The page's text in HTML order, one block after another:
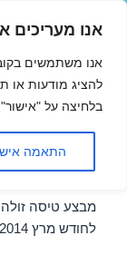
אנו מעריכים
אנו משתמשים
להציג מודעות או
בלחיצה על
התאמה
טיסה
28/03/2014
לחודש מרץ 2014!